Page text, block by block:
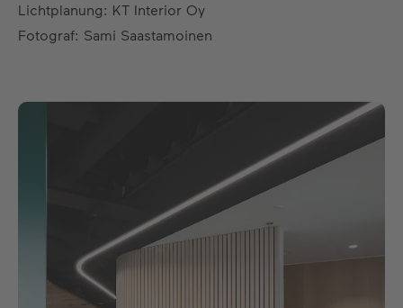
Lichtplanung: KT Interior Oy
Fotograf: Sami Saastamoinen